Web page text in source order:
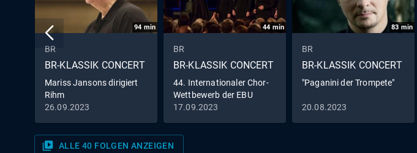
94 min
BR
BR-KLASSIK CONCERT
Mariss Jansons dirigiert
Rihm
26.09.2023
44 min
BR
BR-KLASSIK CONCERT
44. Internationaler Chor-
Wettbewerb der EBU
17.09.2023
83 min
BR
BR-KLASSIK CONCERT
"Paganini der Trompete"
20.08.2023
video_library ALLE 40 FOLGEN ANZEIGEN